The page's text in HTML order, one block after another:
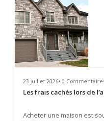
23 juillet 2026• 0
Les frais cachés lors de
​Acheter une maison est